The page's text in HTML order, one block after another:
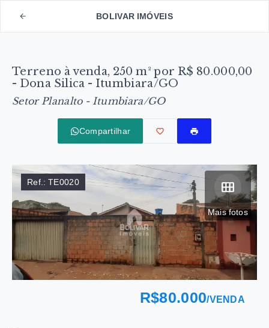
BOLIVAR IMÓVEIS
Terreno à venda, 250 m² por R$ 80.000,00
- Dona Silica - Itumbiara/GO
Setor Planalto - Itumbiara/GO
Compartilhar
Mais fotos
Ref.:TE0020
R$80.000/VENDA